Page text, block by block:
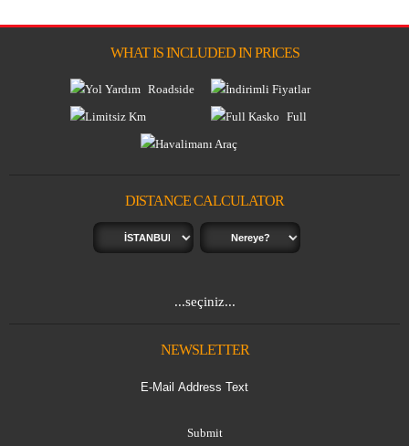
WHAT IS INCLUDED IN PRICES
Roadside
Assistance
Discounts
Full
Insurance
DISTANCE CALCULATOR
...seçiniz...
NEWSLETTER